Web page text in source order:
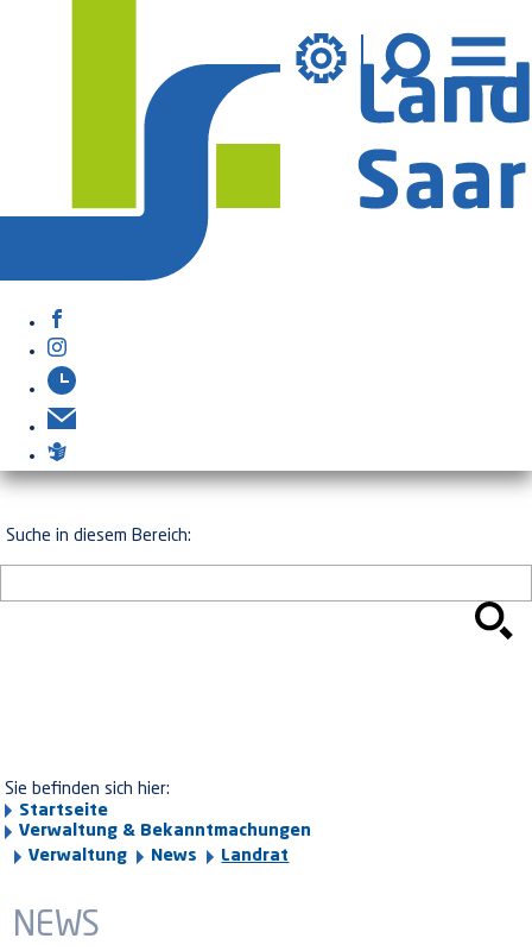
Suche in diesem Bereich:
Sie befinden sich hier:
Startseite
Verwaltung & Bekanntmachungen
Verwaltung
News Landrat
NEWS